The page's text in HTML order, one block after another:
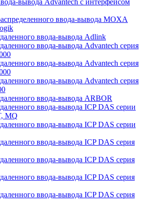
вывода Advantech с интерфейсом
ввода-вывода MOXA
ввода-вывода Adlink
ввода-вывода Advantech серия
ввода-вывода Advantech серия
ввода-вывода Advantech серия
ввода-вывода ARBOR
ввода-вывода ICP DAS серии
MQ
ввода-вывода ICP DAS серии
ввода-вывода ICP DAS серия
ввода-вывода ICP DAS серия
ввода-вывода ICP DAS серия
ввода-вывода ICP DAS серия